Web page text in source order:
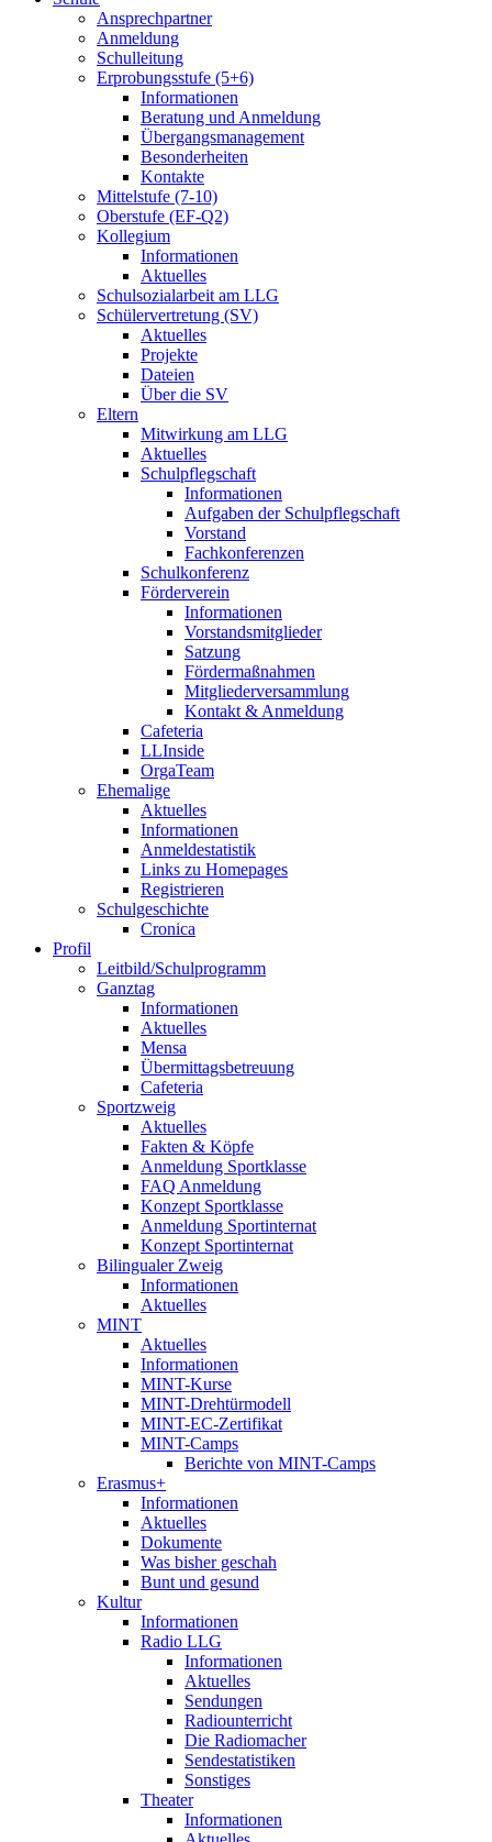
Ansprechpartner
Anmeldung
Schulleitung
Erprobungsstufe (5+6)
Informationen
Beratung und Anmeldung
Übergangsmanagement
Besonderheiten
Kontakte
Mittelstufe (7-10)
Oberstufe (EF-Q2)
Kollegium
Informationen
Aktuelles
Schulsozialarbeit am LLG
Schülervertretung (SV)
Aktuelles
Projekte
Dateien
Über die SV
Eltern
Mitwirkung am LLG
Aktuelles
Schulpflegschaft
Informationen
Aufgaben der Schulpflegschaft
Vorstand
Fachkonferenzen
Schulkonferenz
Förderverein
Informationen
Vorstandsmitglieder
Satzung
Fördermaßnahmen
Mitgliederversammlung
Kontakt & Anmeldung
Cafeteria
LLInside
OrgaTeam
Ehemalige
Aktuelles
Informationen
Anmeldestatistik
Links zu Homepages
Registrieren
Schulgeschichte
Cronica
Profil
Leitbild/Schulprogramm
Ganztag
Informationen
Aktuelles
Mensa
Übermittagsbetreuung
Cafeteria
Sportzweig
Aktuelles
Fakten & Köpfe
Anmeldung Sportklasse
FAQ Anmeldung
Konzept Sportklasse
Anmeldung Sportinternat
Konzept Sportinternat
Bilingualer Zweig
Informationen
Aktuelles
MINT
Aktuelles
Informationen
MINT-Kurse
MINT-Drehtürmodell
MINT-EC-Zertifikat
MINT-Camps
Berichte von MINT-Camps
Erasmus+
Informationen
Aktuelles
Dokumente
Was bisher geschah
Bunt und gesund
Kultur
Informationen
Radio LLG
Informationen
Aktuelles
Sendungen
Radiounterricht
Die Radiomacher
Sendestatistiken
Sonstiges
Theater
Informationen